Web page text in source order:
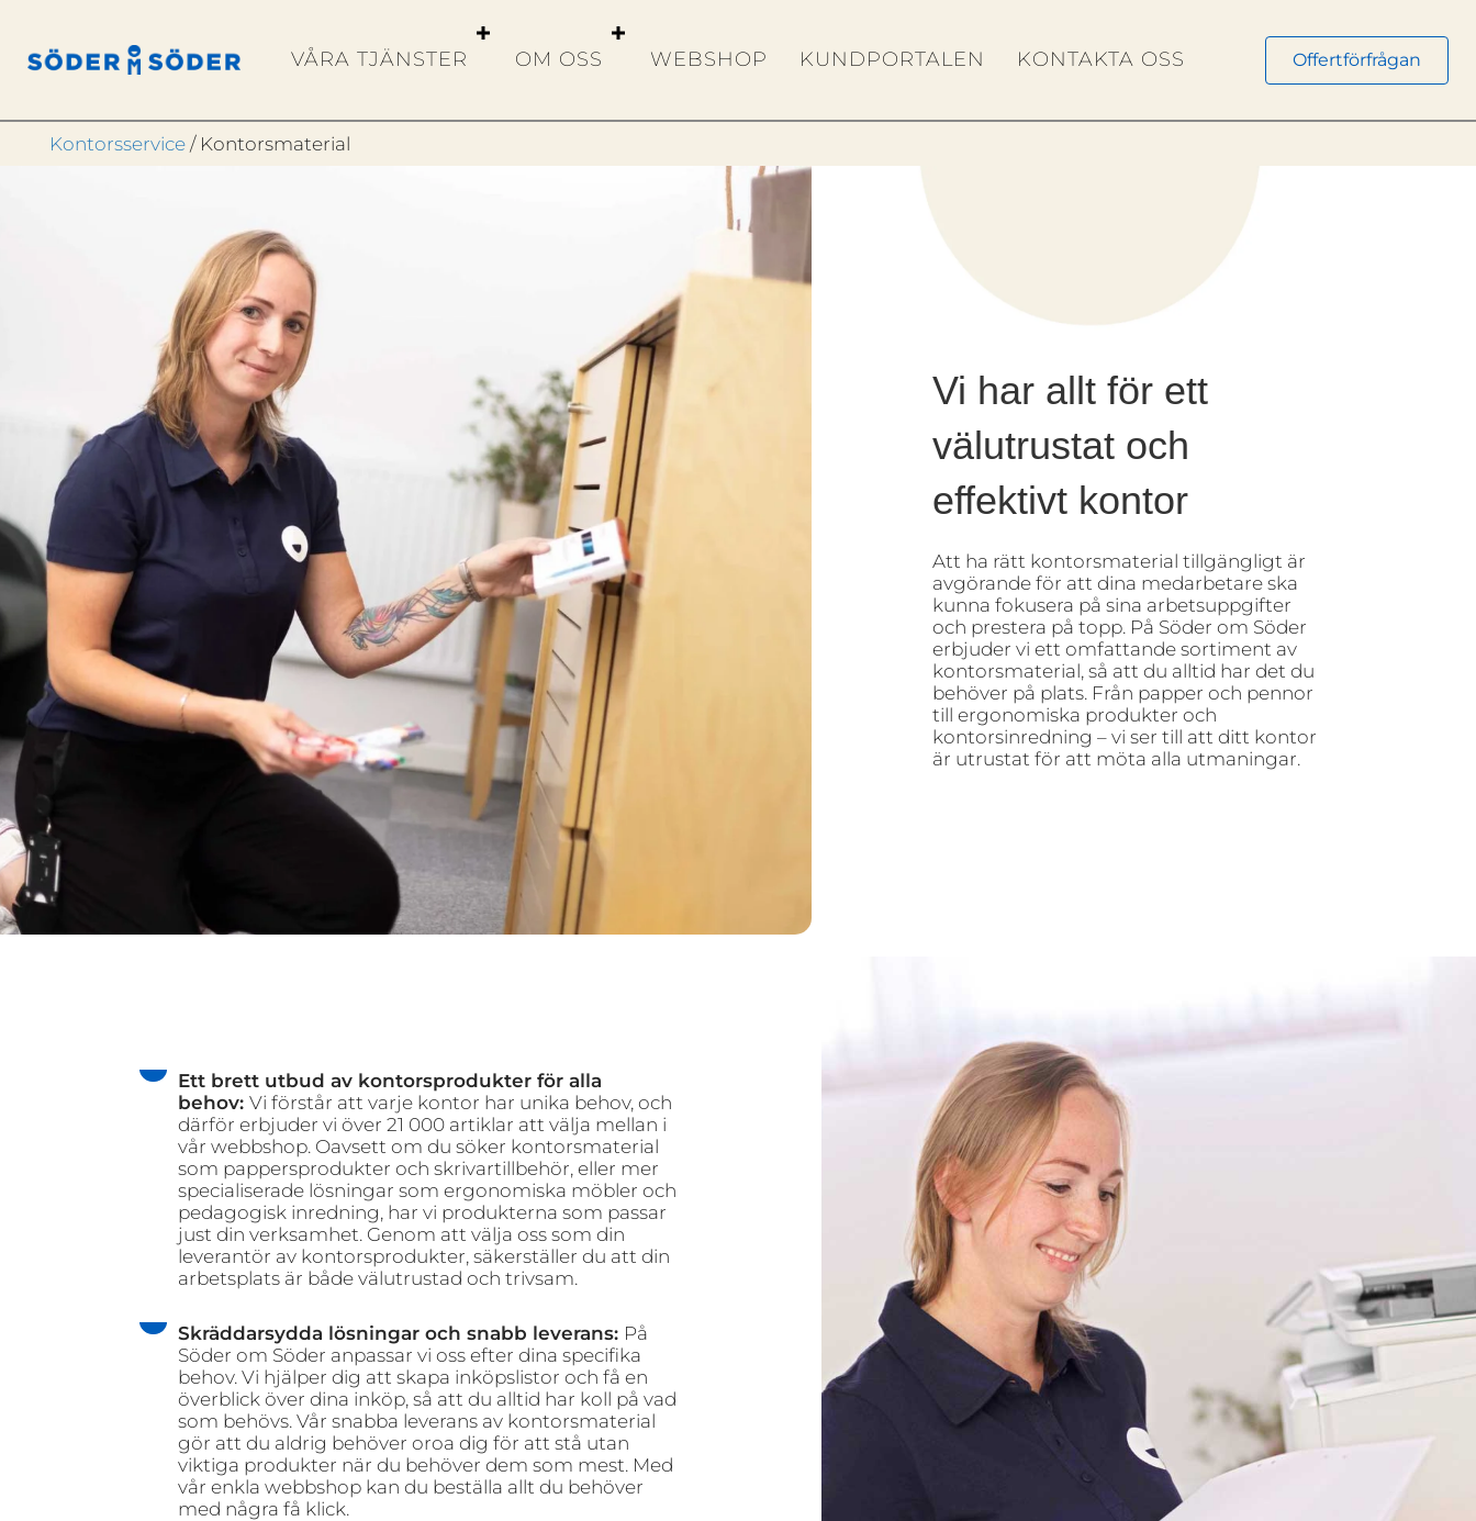
VÅRA TJÄNSTER OM OSS WEBSHOP KUNDPORTALEN KONTAKTA OSS Offertförfrågan
Kontorsservice / Kontorsmaterial
Vi har allt för ett
välutrustat och
effektivt kontor
Att ha rätt kontorsmaterial tillgängligt är
avgörande för att dina medarbetare ska
kunna fokusera på sina arbetsuppgifter
och prestera på topp. På Söder om Söder
erbjuder vi ett omfattande sortiment av
kontorsmaterial, så att du alltid har det du
behöver på plats. Från papper och pennor
till ergonomiska produkter och
kontorsinredning – vi ser till att ditt kontor
är utrustat för att möta alla utmaningar.
Ett brett utbud av kontorsprodukter för alla
behov: Vi förstår att varje kontor har unika behov, och
därför erbjuder vi över 21 000 artiklar att välja mellan i
vår webbshop. Oavsett om du söker kontorsmaterial
som pappersprodukter och skrivartillbehör, eller mer
specialiserade lösningar som ergonomiska möbler och
pedagogisk inredning, har vi produkterna som passar
just din verksamhet. Genom att välja oss som din
leverantör av kontorsprodukter, säkerställer du att din
arbetsplats är både välutrustad och trivsam.
Skräddarsydda lösningar och snabb leverans: På
Söder om Söder anpassar vi oss efter dina specifika
behov. Vi hjälper dig att skapa inköpslistor och få en
överblick över dina inköp, så att du alltid har koll på vad
som behövs. Vår snabba leverans av kontorsmaterial
gör att du aldrig behöver oroa dig för att stå utan
viktiga produkter när du behöver dem som mest. Med
vår enkla webbshop kan du beställa allt du behöver
med några få klick.